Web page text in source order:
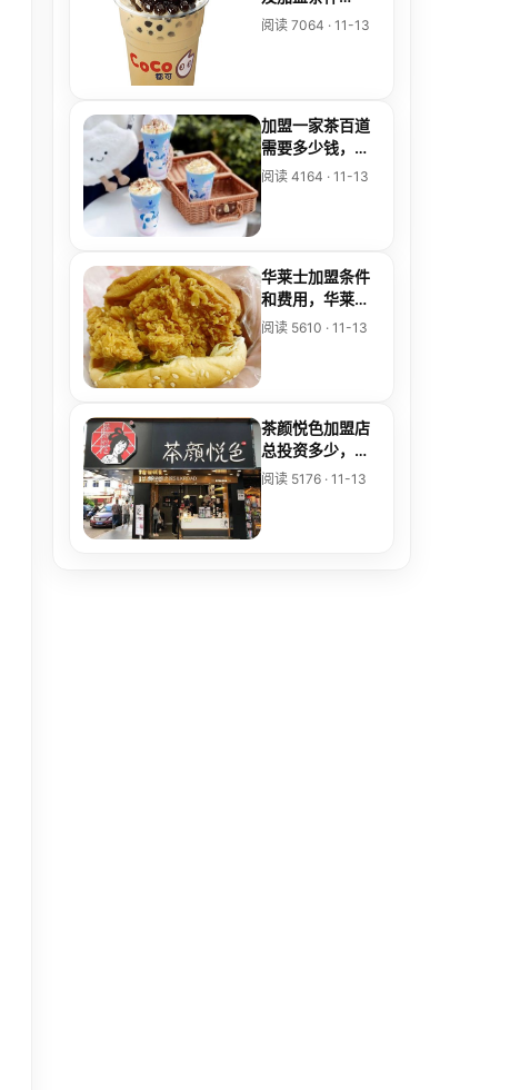
2025，加盟
阅读 7064 · 11-13
加盟一家茶百道
需要多少钱，茶
百道加盟费大概
阅读 4164 · 11-13
华莱士加盟条件
和费用，华莱士
汉堡店加盟官网
阅读 5610 · 11-13
茶颜悦色加盟店
总投资多少，茶
颜悦色加盟店分
阅读 5176 · 11-13